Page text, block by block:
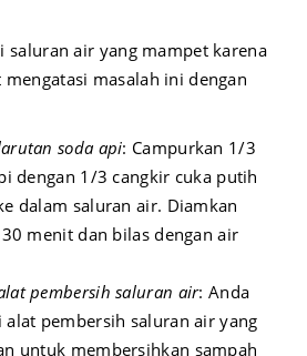
saluran air yang mampet karena
masalah ini dengan
soda api: Campurkan 1/3
dengan 1/3 cangkir cuka putih
dalam saluran air. Diamkan
menit dan bilas dengan air
pembersih saluran air: Anda
pembersih saluran air yang
untuk membersihkan sampah